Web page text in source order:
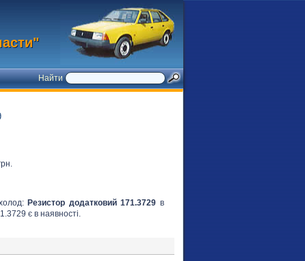
Найти
Резистор додатковий 171.3729 в
є в наявності.